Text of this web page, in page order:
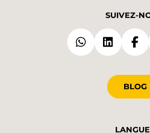
SUIVEZ-
BLOG